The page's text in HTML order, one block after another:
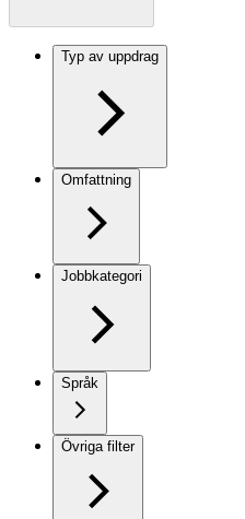
Typ av uppdrag
Omfattning
Jobbkategori
Språk
Övriga filter